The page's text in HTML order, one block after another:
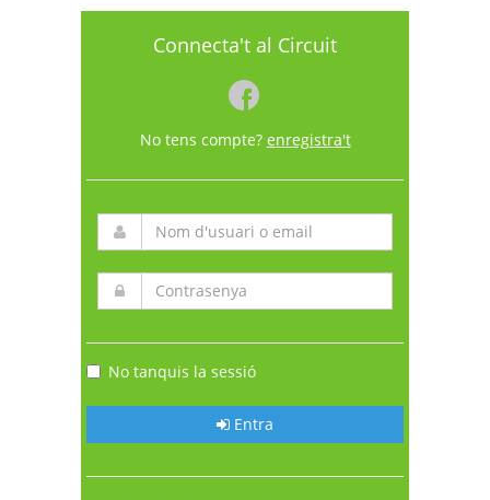
Connecta't al Circuit
No tens compte? enregistra't
No tanquis la sessió
Entra